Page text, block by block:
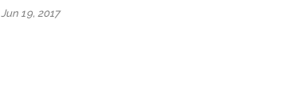
Jun 19, 2017